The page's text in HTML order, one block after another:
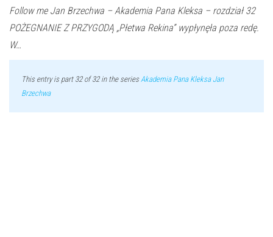
Follow me Jan Brzechwa – Akademia Pana Kleksa – rozdział 32
POŻEGNANIE Z PRZYGODĄ „Płetwa Rekina” wypłynęła poza redę.
W…
This entry is part 32 of 32 in the seriesAkademia Pana Kleksa Jan
Brzechwa